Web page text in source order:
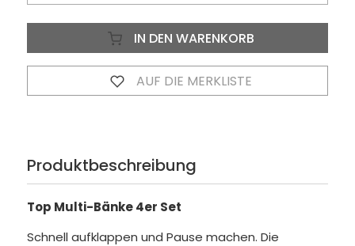
IN DEN WARENKORB
AUF DIE MERKLISTE
Produktbeschreibung
Top Multi-Bänke 4er Set
Schnell aufklappen und Pause machen. Die